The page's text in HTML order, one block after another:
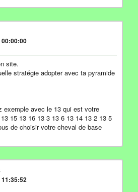
00:00:00
site.
stratégie adopter avec ta pyramide
exemple avec le 13 qui est votre
15 13 16 13 3 13 6 13 14 13 2 13 5
de choisir votre cheval de base
11:35:52